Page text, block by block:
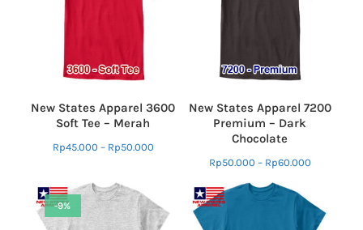
New States Apparel 3600
Soft Tee – Merah
Rp45.000 – Rp50.000
New States Apparel 7200
Premium – Dark
Chocolate
Rp50.000 – Rp60.000
-9%